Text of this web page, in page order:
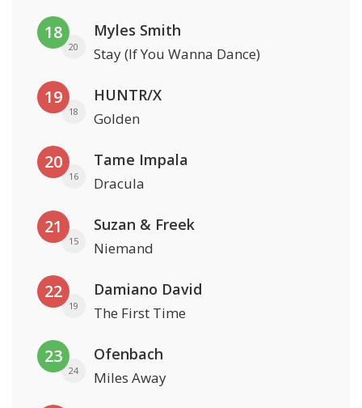
18
20
Myles Smith
Stay (If You Wanna Dance)
19
18
HUNTR/X
Golden
20
16
Tame Impala
Dracula
21
15
Suzan & Freek
Niemand
22
19
Damiano David
The First Time
23
24
Ofenbach
Miles Away